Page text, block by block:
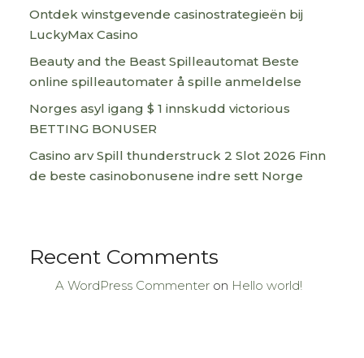
Ontdek winstgevende casinostrategieën bij
LuckyMax Casino
Beauty and the Beast Spilleautomat Beste
online spilleautomater å spille anmeldelse
Norges asyl igang $ 1 innskudd victorious
BETTING BONUSER
Casino arv Spill thunderstruck 2 Slot 2026 Finn
de beste casinobonusene indre sett Norge
Recent Comments
A WordPress Commenter on Hello world!